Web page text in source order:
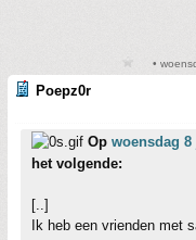
•
Poepz0r
Op woensdag 8
het volgende:
[..]
Ik heb een vrienden met